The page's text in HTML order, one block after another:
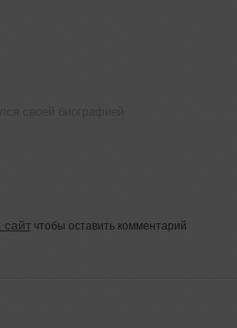
сайтчтобы оставить комментарий